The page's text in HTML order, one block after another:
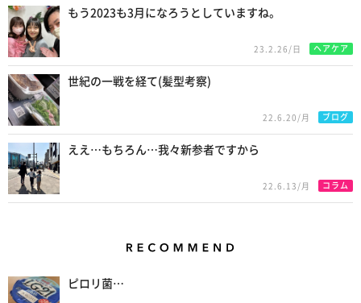
もう2023も3月になろうとしていますね。
23.2.26/日 ヘアケア
世紀の一戦を経て(髪型考察)
22.6.20/月 ブログ
ええ…もちろん…我々新参者ですから
22.6.13/月 コラム
ピロリ菌…